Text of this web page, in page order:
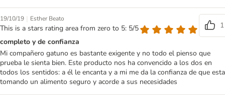
19/10/19 | Esther Beato
This is a stars rating area from zero to 5: 5/5
1
completo y de confianza
Mi compañero gatuno es bastante exigente y no todo el pienso que
prueba le sienta bien. Este producto nos ha convencido a los dos en
todos los sentidos: a él le encanta y a mi me da la confianza de que esta
tomando un alimento seguro y acorde a sus necesidades